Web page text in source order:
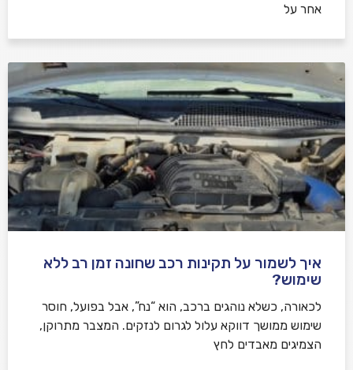
אחר על
איך לשמור על תקינות רכב שחונה זמן רב ללא
שימוש?
לכאורה, כשלא נוהגים ברכב, הוא “נח”, אבל בפועל, חוסר
שימוש ממושך דווקא עלול לגרום לנזקים. המצבר מתרוקן,
הצמיגים מאבדים לחץ